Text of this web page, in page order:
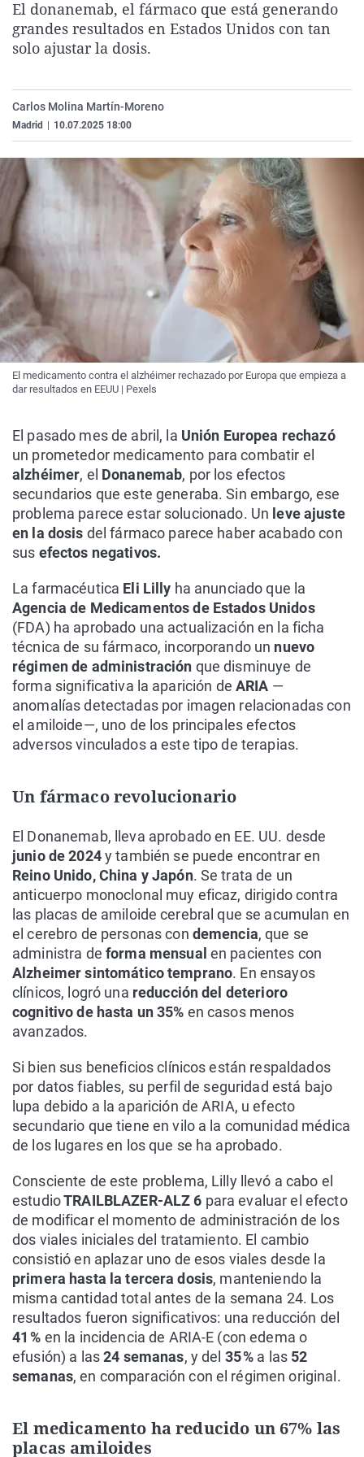
La rosa de los vientos
Caso
Extremadura
Virales
El donanemab, el fármaco que está generando
grandes resultados en Estados Unidos con tan
solo ajustar la dosis.
Carlos Molina Martín-Moreno
Madrid 10.07.2025 18:00
El medicamento contra el alzhéimer rechazado por Europa que empieza a
dar resultados en EEUU | Pexels
El pasado mes de abril, la Unión Europea rechazó
un prometedor medicamento para combatir el
alzhéimer, el Donanemab, por los efectos
secundarios que este generaba. Sin embargo, ese
problema parece estar solucionado. Un leve ajuste
en la dosis del fármaco parece haber acabado con
sus efectos negativos.
La farmacéutica Eli Lilly ha anunciado que la
Agencia de Medicamentos de Estados Unidos
(FDA) ha aprobado una actualización en la ficha
técnica de su fármaco, incorporando un nuevo
régimen de administración que disminuye de
forma significativa la aparición deARIA —
anomalías detectadas por imagen relacionadas con
el amiloide—, uno de los principales efectos
adversos vinculados a este tipo de terapias.
Un fármaco revolucionario
El Donanemab, lleva aprobado en EE. UU. desde
junio de 2024y también se puede encontrar en
Reino Unido, China y Japón. Se trata de un
anticuerpo monoclonal muy eficaz, dirigido contra
las placas de amiloide cerebral que se acumulan en
el cerebro de personas con demencia, que se
administra de forma mensual en pacientes con
Alzheimer sintomático temprano. En ensayos
clínicos, logró una reducción del deterioro
cognitivo de hasta un 35% en casos menos
avanzados.
Si bien sus beneficios clínicos están respaldados
por datos fiables, su perfil de seguridad está bajo
lupa debido a la aparición de ARIA, u efecto
secundario que tiene en vilo a la comunidad médica
de los lugares en los que se ha aprobado.
Consciente de este problema, Lilly llevó a cabo el
estudioTRAILBLAZER-ALZ 6 para evaluar el efecto
de modificar el momento de administración de los
dos viales iniciales del tratamiento. El cambio
consistió en aplazar uno de esos viales desde la
primera hasta la tercera dosis, manteniendo la
misma cantidad total antes de la semana 24. Los
resultados fueron significativos: una reducción del
41 % en la incidencia de ARIA-E (con edema o
efusión) a las24 semanas, y del 35 % a las 52
semanas, en comparación con el régimen original.
El medicamento ha reducido un 67% las
placas amiloides